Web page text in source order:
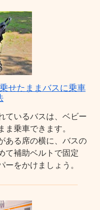
せたままバスに乗車
ているバスは、ベビー
乗車できます。
ある席の横に、バスの
て補助ベルトで固定
をかけましょう。